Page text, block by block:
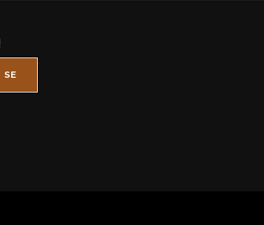
SE